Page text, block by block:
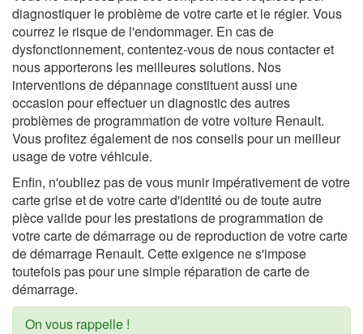
diagnostiquer le problème de votre carte et le régler. Vous
courrez le risque de l'endommager. En cas de
dysfonctionnement, contentez-vous de nous contacter et
nous apporterons les meilleures solutions. Nos
interventions de dépannage constituent aussi une
occasion pour effectuer un diagnostic des autres
problèmes de programmation de votre voiture Renault.
Vous profitez également de nos conseils pour un meilleur
usage de votre véhicule.
Enfin, n'oubliez pas de vous munir impérativement de votre
carte grise et de votre carte d'identité ou de toute autre
pièce valide pour les prestations de programmation de
votre carte de démarrage ou de reproduction de votre carte
de démarrage Renault. Cette exigence ne s'impose
toutefois pas pour une simple réparation de carte de
démarrage.
On vous rappelle !